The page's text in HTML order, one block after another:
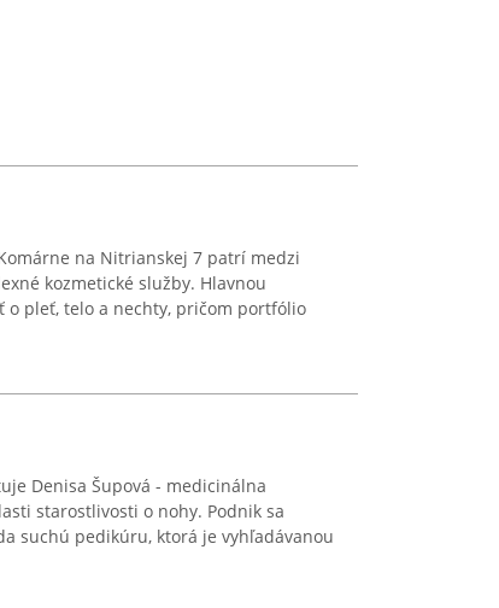
na Nitrianskej 7 patrí medzi
kozmetické služby. Hlavnou
pleť, telo a nechty, pričom portfólio
Denisa Šupová - medicinálna
starostlivosti o nohy. Podnik sa
suchú pedikúru, ktorá je vyhľadávanou